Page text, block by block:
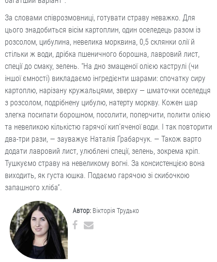
За словами співрозмовниці, готувати страву неважко. Для
цього знадобиться вісім картоплин, один оселедець разом із
розсолом, цибулина, невелика морквина, 0,5 склянки олії й
стільки ж води, дрібка пшеничного борошна, лавровий лист,
спеції до смаку, зелень. “На дно змащеної олією каструлі (чи
іншої ємності) викладаємо інгредієнти шарами: спочатку сиру
картоплю, нарізану кружальцями, зверху — шматочки оселедця
з розсолом, подрібнену цибулю, натерту моркву. Кожен шар
злегка посипати борошном, посолити, поперчити, полити олією
та невеликою кількістю гарячої кип’яченої води. І так повторити
два-три рази, — зауважує Наталія Грабарчук. — Також варто
додати лавровий лист, улюблені спеції, зелень, зокрема кріп.
Тушкуємо страву на невеликому вогні. За консистенцією вона
виходить, як густа юшка. Подаємо гарячою зі скибочкою
запашного хліба”.
Автор: Вікторія Трудько